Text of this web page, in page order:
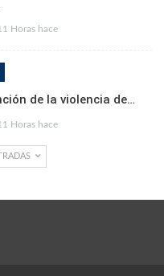
Horas hace
de la violencia de…
Horas hace